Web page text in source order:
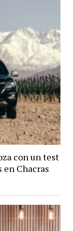
con un test
Chacras